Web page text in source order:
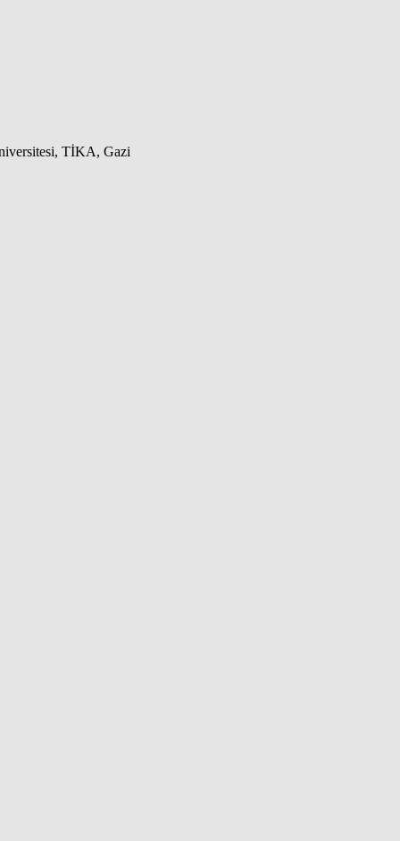
TİKA, Gazi